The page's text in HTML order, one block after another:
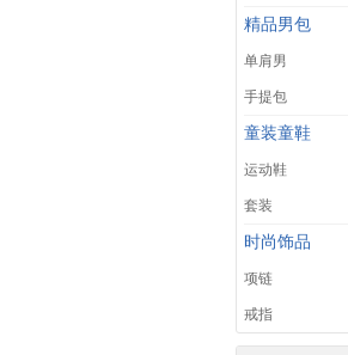
精品男包
单肩男
手提包
童装童鞋
运动鞋
套装
时尚饰品
项链
戒指